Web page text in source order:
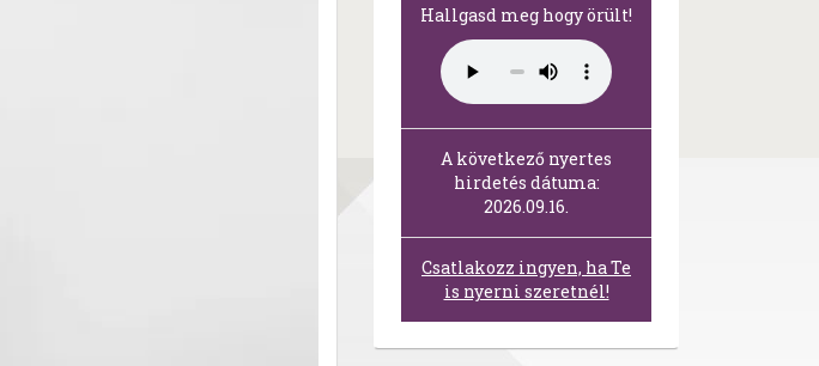
Hallgasd meg hogy örült!
A következő nyertes
hirdetés dátuma:
2026.09.16.
Csatlakozz ingyen, ha Te
is nyerni szeretnél!